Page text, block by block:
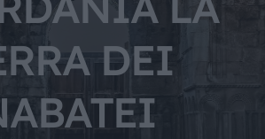
IL MONDO GITANDEI